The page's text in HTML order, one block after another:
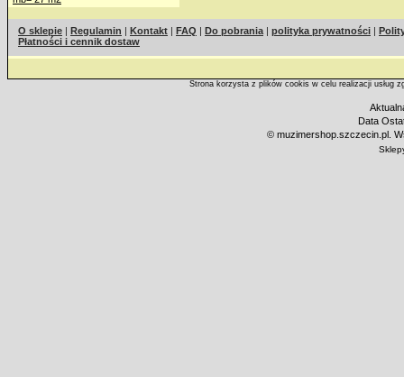
O sklepie | Regulamin | Kontakt | FAQ | Do pobrania | polityka prywatności |
Płatności i cennik dostaw
Strona korzysta z plików cookis w celu realizacji usług
Data
© muzimershop.szczecin.pl.